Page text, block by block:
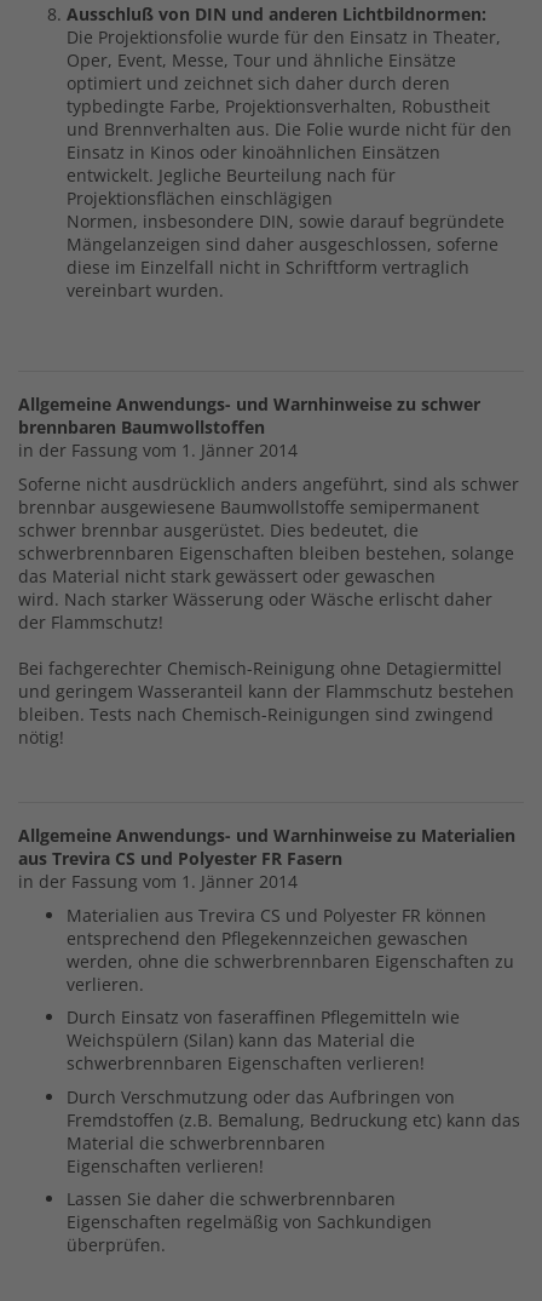
Ausschluß von DIN und anderen Lichtbildnormen:
Die Projektionsfolie wurde für den Einsatz in Theater,
Oper, Event, Messe, Tour und ähnliche Einsätze
optimiert und zeichnet sich daher durch deren
typbedingte Farbe, Projektionsverhalten, Robustheit
und Brennverhalten aus. Die Folie wurde nicht für den
Einsatz in Kinos oder kinoähnlichen Einsätzen
entwickelt. Jegliche Beurteilung nach für
Projektionsflächen einschlägigen
Normen, insbesondere DIN, sowie darauf begründete
Mängelanzeigen sind daher ausgeschlossen, soferne
diese im Einzelfall nicht in Schriftform vertraglich
vereinbart wurden.
Allgemeine Anwendungs- und Warnhinweise zu schwer
brennbaren Baumwollstoffen
in der Fassung vom 1. Jänner 2014
Soferne nicht ausdrücklich anders angeführt, sind als schwer
brennbar ausgewiesene Baumwollstoffe semipermanent
schwer brennbar ausgerüstet. Dies bedeutet, die
schwerbrennbaren Eigenschaften bleiben bestehen, solange
das Material nicht stark gewässert oder gewaschen
wird. Nach starker Wässerung oder Wäsche erlischt daher
der Flammschutz!
Bei fachgerechter Chemisch-Reinigung ohne Detagiermittel
und geringem Wasseranteil kann der Flammschutz bestehen
bleiben. Tests nach Chemisch-Reinigungen sind zwingend
nötig!
Allgemeine Anwendungs- und Warnhinweise zu Materialien
aus Trevira CS und Polyester FR Fasern
in der Fassung vom 1. Jänner 2014
Materialien aus Trevira CS und Polyester FR können
entsprechend den Pflegekennzeichen gewaschen
werden, ohne die schwerbrennbaren Eigenschaften zu
verlieren.
Durch Einsatz von faseraffinen Pflegemitteln wie
Weichspülern (Silan) kann das Material die
schwerbrennbaren Eigenschaften verlieren!
Durch Verschmutzung oder das Aufbringen von
Fremdstoffen (z.B. Bemalung, Bedruckung etc) kann das
Material die schwerbrennbaren
Eigenschaften verlieren!
Lassen Sie daher die schwerbrennbaren
Eigenschaften regelmäßig von Sachkundigen
überprüfen.